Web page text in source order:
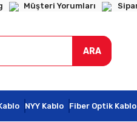
Müşteri Yorumları
ARA
NYY Kablo Fiber Optik Kablo